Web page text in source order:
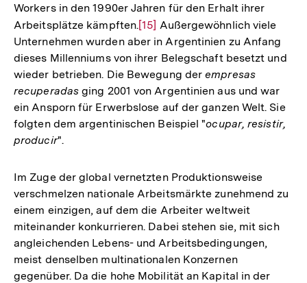
Workers in den 1990er Jahren für den Erhalt ihrer
Arbeitsplätze kämpften.Zur
Auflösung
der
Fußnote
[15] Außergewöhnlich viele
Unternehmen wurden aber in Argentinien zu Anfang
dieses Millenniums von ihrer Belegschaft besetzt und
wieder betrieben. Die Bewegung derempresas
recuperadas ging 2001 von Argentinien aus und war
ein Ansporn für Erwerbslose auf der ganzen Welt. Sie
folgten dem argentinischen Beispiel "ocupar, resistir,
producir".
Im Zuge der global vernetzten Produktionsweise
verschmelzen nationale Arbeitsmärkte zunehmend zu
einem einzigen, auf dem die Arbeiter weltweit
miteinander konkurrieren. Dabei stehen sie, mit sich
angleichenden Lebens- und Arbeitsbedingungen,
meist denselben multinationalen Konzernen
gegenüber. Da die hohe Mobilität an Kapital in der